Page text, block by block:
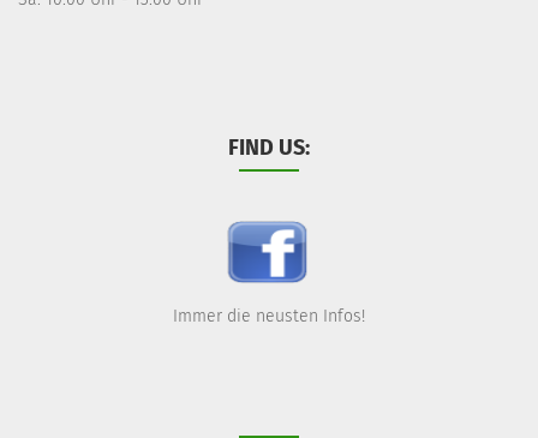
FIND US:
Immer die neusten Infos!